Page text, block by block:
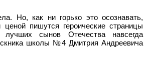
Но, как ни горько это осознавать,
ценой пишутся героические страницы
сынов Отечества навсегда
школы №4 Дмитрия Андреевича